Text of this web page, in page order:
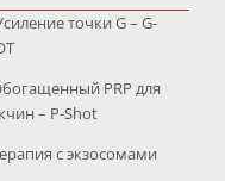
точки G – G-
PRP для
– P-Shot
с экзосомами